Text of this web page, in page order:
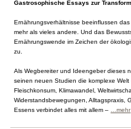
Gastrosophische Essays zur
Ernährungsverhältnisse beeinflussen
mehr als vieles andere. Und das
Ernährungswende im Zeichen der
zu.
Als Wegbereiter und Ideengeber dieses
seinen neuen Studien die komplexe
Fleischkonsum, Klimawandel,
Widerstandsbewegungen, Alltagspraxis,
Essens verbindet alles mit allem –
…mehr